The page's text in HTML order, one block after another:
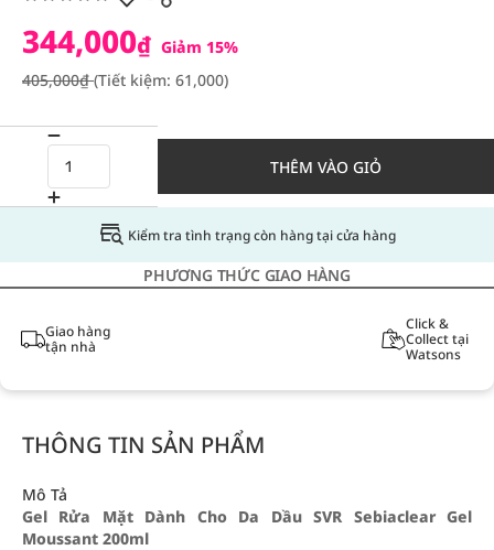
344,000₫ Giảm 15%
405,000₫(Tiết kiệm: 61,000)
THÊM VÀO GIỎ
Kiểm tra tình trạng còn hàng tại cửa hàng
PHƯƠNG THỨC GIAO HÀNG
Giao hàng
tận nhà
Click &
Collect tại
Watsons
THÔNG TIN SẢN PHẨM
Mô Tả
Gel Rửa Mặt Dành Cho Da Dầu SVR Sebiaclear Gel
Moussant 200ml